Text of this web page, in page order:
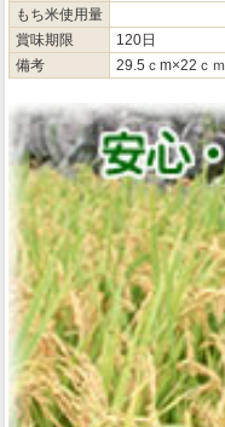
もち米使用量
賞味期限
120日
備考
29.5ｃm×22ｃｍ